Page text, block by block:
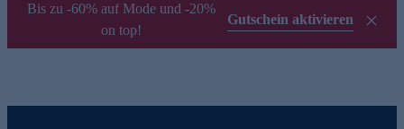
Bis zu -60% auf Mode und -20%
on top!
Gutschein aktivieren